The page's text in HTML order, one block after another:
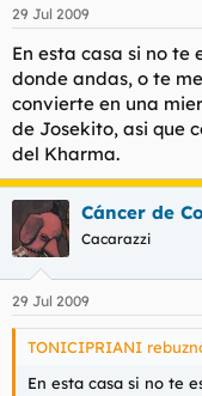
29 Jul 2009
En esta casa si no te
donde andas, o te
convierte en una
de Josekito, asi que
del Kharma.
Cáncer de
Cacarazzi
29 Jul 2009
TONICIPRIANI
En esta casa si no te